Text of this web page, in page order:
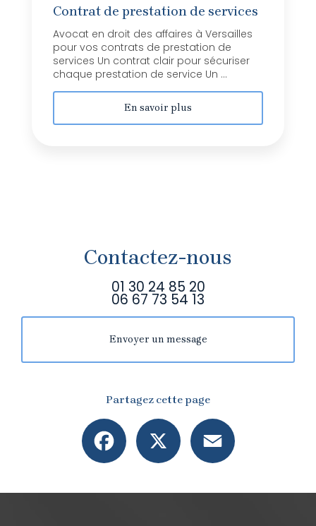
Contrat de prestation de services
Avocat en droit des affaires à Versailles
pour vos contrats de prestation de
services Un contrat clair pour sécuriser
chaque prestation de service Un ...
En savoir plus
Contactez-nous
01 30 24 85 20
06 67 73 54 13
Envoyer un message
Partagez cette page
Facebook